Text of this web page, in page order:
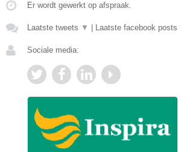
Er wordt gewerkt op afspraak.
Laatste tweets ▼ Laatste facebook posts
Sociale media: